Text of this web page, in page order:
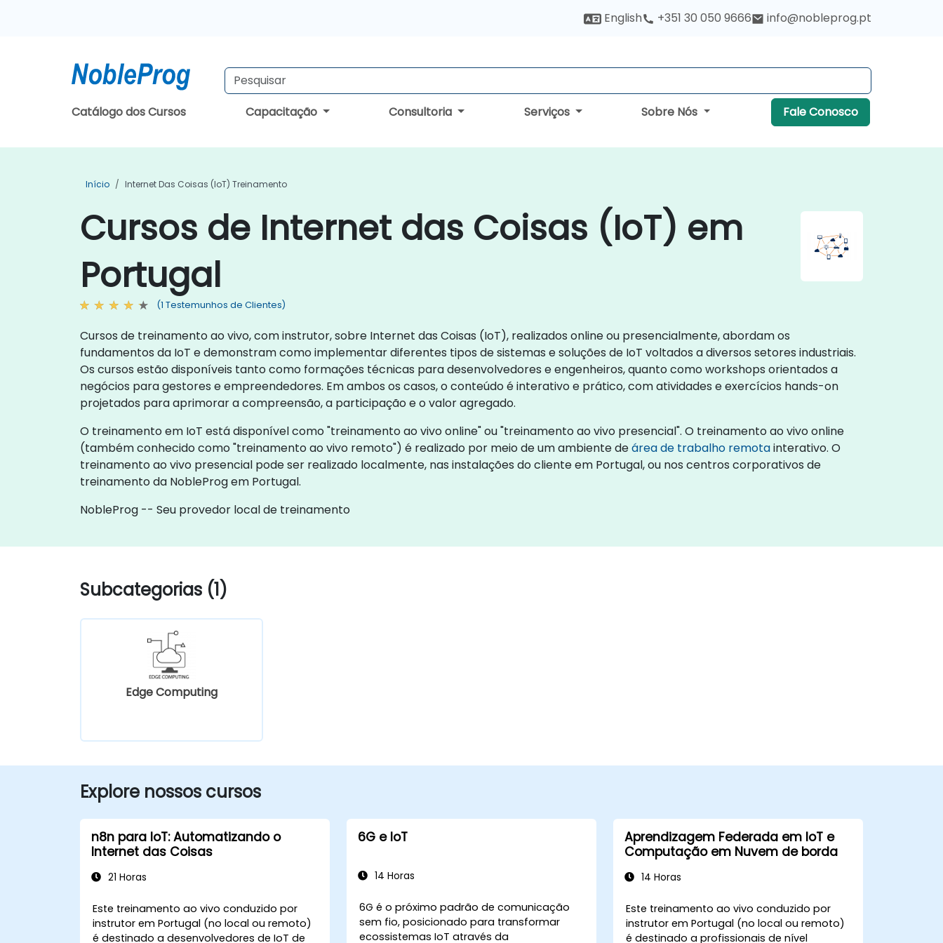
English +351 30 050 9666 info@nobleprog.pt
Catálogo dos Cursos Capacitação Consultoria Serviços Sobre Nós Fale Conosco
Início Internet Das Coisas (IoT) Treinamento
Cursos de Internet das Coisas (IoT) em
Portugal
(1 Testemunhos de Clientes)
Cursos de treinamento ao vivo, com instrutor, sobre Internet das Coisas (IoT), realizados online ou presencialmente, abordam os
fundamentos da IoT e demonstram como implementar diferentes tipos de sistemas e soluções de IoT voltados a diversos setores industriais.
Os cursos estão disponíveis tanto como formações técnicas para desenvolvedores e engenheiros, quanto como workshops orientados a
negócios para gestores e empreendedores. Em ambos os casos, o conteúdo é interativo e prático, com atividades e exercícios hands-on
projetados para aprimorar a compreensão, a participação e o valor agregado.
O treinamento em IoT está disponível como "treinamento ao vivo online" ou "treinamento ao vivo presencial". O treinamento ao vivo online
(também conhecido como "treinamento ao vivo remoto") é realizado por meio de um ambiente deárea de trabalho remotainterativo. O
treinamento ao vivo presencial pode ser realizado localmente, nas instalações do cliente em Portugal, ou nos centros corporativos de
treinamento da NobleProg em Portugal.
NobleProg -- Seu provedor local de treinamento
Subcategorias (1)
Edge Computing
Explore nossos cursos
n8n para IoT: Automatizando o
Internet das Coisas
21 Horas
Este treinamento ao vivo conduzido por
instrutor em Portugal (no local ou remoto)
é destinado a desenvolvedores de IoT de
6G e IoT
14 Horas
6G é o próximo padrão de comunicação
sem fio, posicionado para transformar
ecossistemas IoT através da
Aprendizagem Federada em IoT e
Computação em Nuvem de borda
14 Horas
Este treinamento ao vivo conduzido por
instrutor em Portugal (no local ou remoto)
é destinado a profissionais de nível